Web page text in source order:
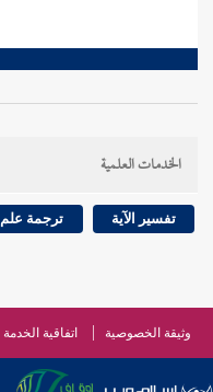
الخدمات العلمية
تفسير الآية ترجمة علم
وثيقة الخصوصية اتفاقية الخدمة